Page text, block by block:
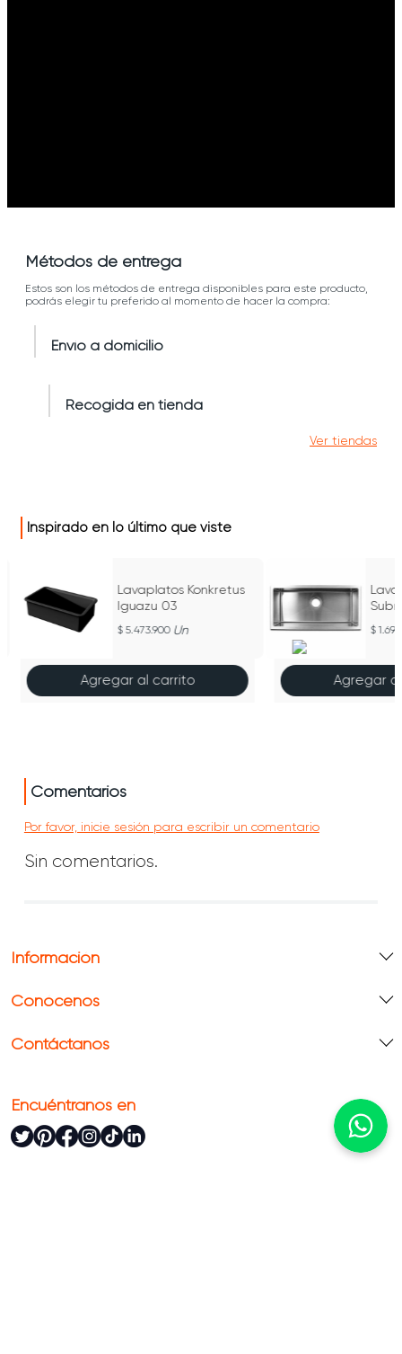
Métodos de entrega
Estos son los métodos de entrega disponibles para este producto,
podrás elegir tu preferido al momento de hacer la compra:
Envío a domicilio
Recogida en tienda
Ver tiendas
Inspirado en lo último que viste
Lavaplatos Konkretus
Iguazu 03
5.473.900 Un
Agregar al carrito Agregar
Comentarios
Por favor, inicie sesión para escribir un comentario
Sin comentarios.
Información
Conócenos
Contáctanos
Encuéntranos en